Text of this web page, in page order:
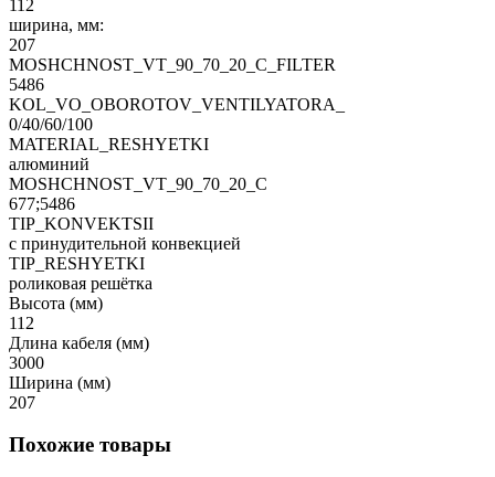
112
ширина, мм:
207
MOSHCHNOST_VT_90_70_20_C_FILTER
5486
KOL_VO_OBOROTOV_VENTILYATORA_
0/40/60/100
MATERIAL_RESHYETKI
алюминий
MOSHCHNOST_VT_90_70_20_C
677;5486
TIP_KONVEKTSII
с принудительной конвекцией
TIP_RESHYETKI
роликовая решётка
Высота (мм)
112
Длина кабеля (мм)
3000
Ширина (мм)
207
Похожие товары